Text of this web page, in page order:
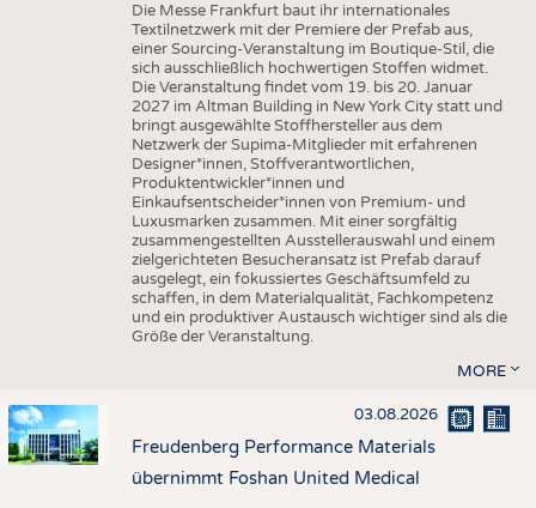
Die Messe Frankfurt baut ihr internationales
Textilnetzwerk mit der Premiere der Prefab aus,
einer Sourcing-Veranstaltung im Boutique-Stil, die
sich ausschließlich hochwertigen Stoffen widmet.
Die Veranstaltung findet vom 19. bis 20. Januar
2027 im Altman Building in New York City statt und
bringt ausgewählte Stoffhersteller aus dem
Netzwerk der Supima-Mitglieder mit erfahrenen
Designer*innen, Stoffverantwortlichen,
Produktentwickler*innen und
Einkaufsentscheider*innen von Premium- und
Luxusmarken zusammen. Mit einer sorgfältig
zusammengestellten Ausstellerauswahl und einem
zielgerichteten Besucheransatz ist Prefab darauf
ausgelegt, ein fokussiertes Geschäftsumfeld zu
schaffen, in dem Materialqualität, Fachkompetenz
und ein produktiver Austausch wichtiger sind als die
Größe der Veranstaltung.
MORE
03.08.2026
Freudenberg Performance Materials
übernimmt Foshan United Medical